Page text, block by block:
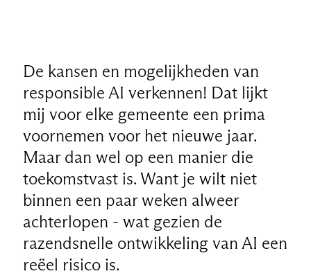
De kansen en mogelijkheden van
responsible AI verkennen! Dat lijkt
mij voor elke gemeente een prima
voornemen voor het nieuwe jaar.
Maar dan wel op een manier die
toekomstvast is. Want je wilt niet
binnen een paar weken alweer
achterlopen - wat gezien de
razendsnelle ontwikkeling van AI een
reëel risico is.